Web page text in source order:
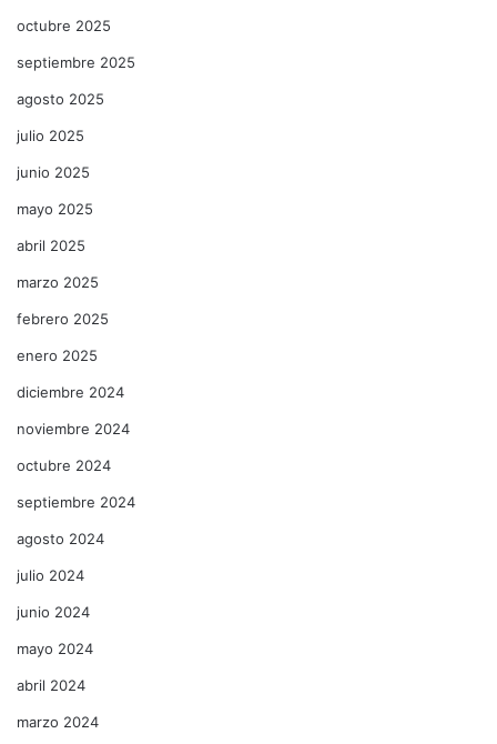
octubre 2025
septiembre 2025
agosto 2025
julio 2025
junio 2025
mayo 2025
abril 2025
marzo 2025
febrero 2025
enero 2025
diciembre 2024
noviembre 2024
octubre 2024
septiembre 2024
agosto 2024
julio 2024
junio 2024
mayo 2024
abril 2024
marzo 2024